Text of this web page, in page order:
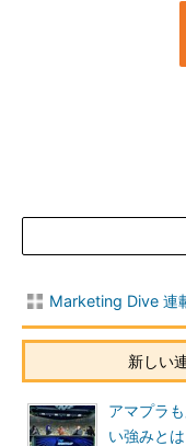
Marketing Dive 連
新しい
アマプラ
い強みとは